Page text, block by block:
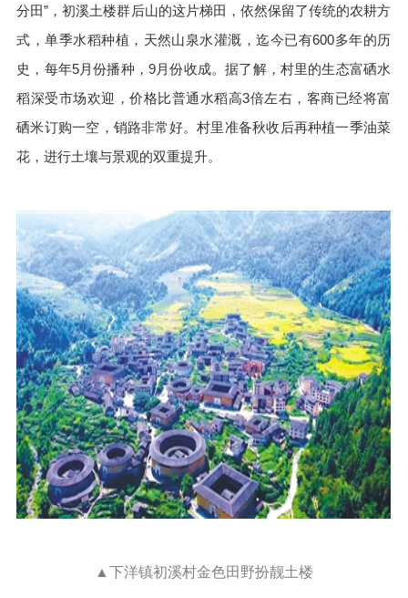
分田”，初溪土楼群后山的这片梯田，依然保留了传统的农耕方
式，单季水稻种植，天然山泉水灌溉，迄今已有600多年的历
史，每年5月份播种，9月份收成。据了解，村里的生态富硒水
稻深受市场欢迎，价格比普通水稻高3倍左右，客商已经将富
硒米订购一空，销路非常好。村里准备秋收后再种植一季油菜
花，进行土壤与景观的双重提升。
▲下洋镇初溪村金色田野扮靓土楼